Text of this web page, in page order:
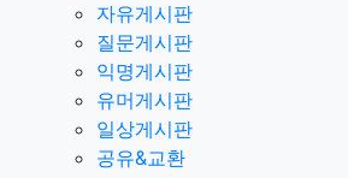
자유게시판
질문게시판
익명게시판
유머게시판
일상게시판
공유&교환